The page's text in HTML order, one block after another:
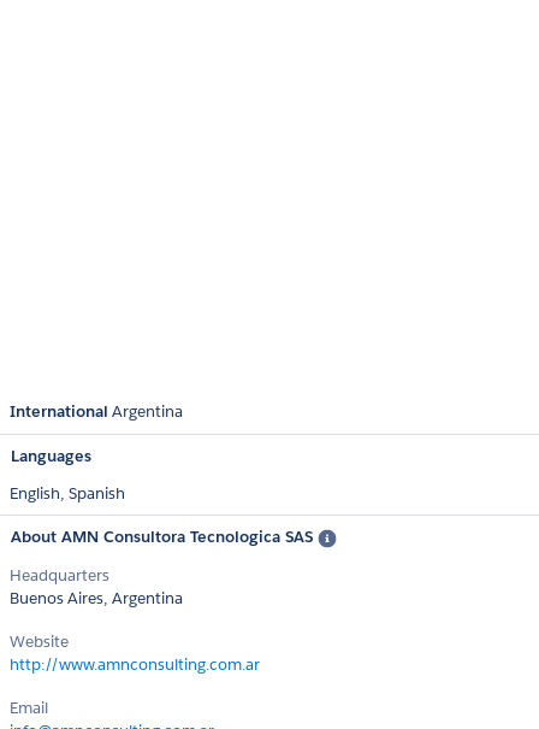
International Argentina
Languages
English, Spanish
About AMN Consultora Tecnologica SAS
Headquarters
Buenos Aires, Argentina
Website
http://www.amnconsulting.com.ar
Email